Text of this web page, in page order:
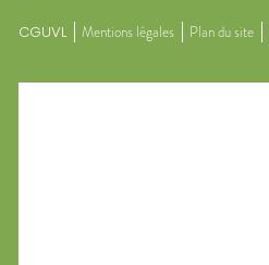
CGUVL Mentions légales Plan du site